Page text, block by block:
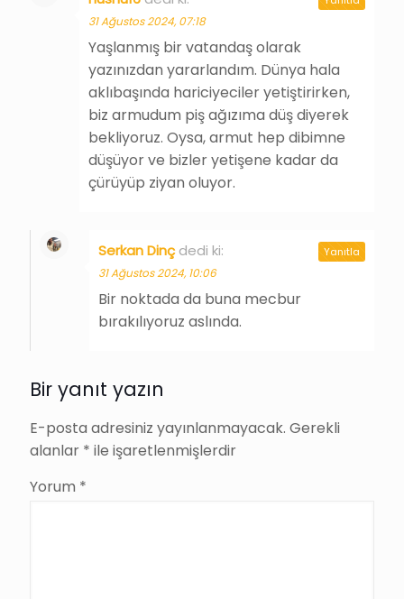
31 Ağustos 2024, 07:18
Yaşlanmış bir vatandaş olarak
yazınızdan yararlandım. Dünya hala
aklıbaşında hariciyeciler yetiştirirken,
biz armudum piş ağızıma düş diyerek
bekliyoruz. Oysa, armut hep dibimne
düşüyor ve bizler yetişene kadar da
çürüyüp ziyan oluyor.
Serkan Dinç dedi ki:
31 Ağustos 2024, 10:06
Bir noktada da buna mecbur
bırakılıyoruz aslında.
Yanıtla
Bir yanıt yazın
E-posta adresiniz yayınlanmayacak. Gerekli
alanlar * ile işaretlenmişlerdir
Yorum *